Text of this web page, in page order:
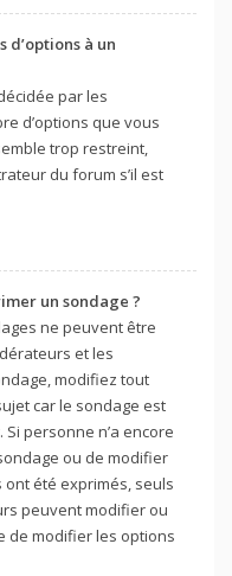
d’options à un
par les
d’options que vous
trop restreint,
du forum s’il est
un sondage ?
ne peuvent être
et les
modifiez tout
car le sondage est
personne n’a encore
ou de modifier
été exprimés, seuls
peuvent modifier ou
de modifier les options